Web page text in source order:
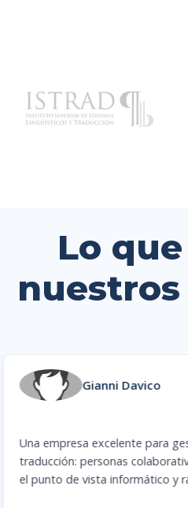
Lo
Gianni Davico
Una empresa excelente para
traducción: personas
el punto de vista informático y